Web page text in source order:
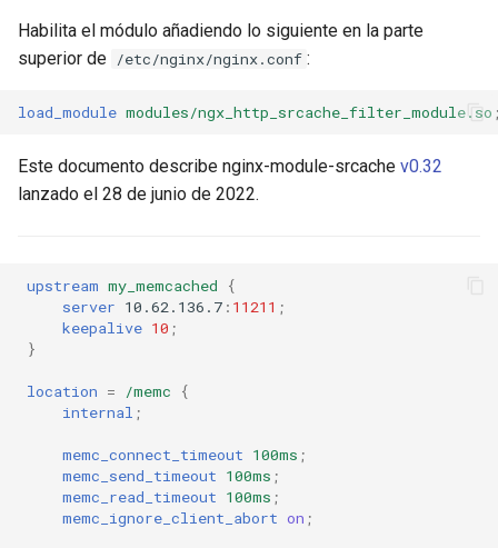
$is_desktop
srcache_store_ranges
srcache_store_pass_header
srcache_ignore_content_encoding
srcache_store_no_store
srcache_store_no_cache
cors
dns-server
feishu-auth
fileinfo
Linux y AlmaLinux
Habilita el módulo añadiendo lo siguiente en la parte
superior de /etc/nginx/nginx.conf :
load_module modules/ngx_http_srcache_filter_module.so
Este documento describe nginx-module-srcache v0.32
lanzado el 28 de junio de 2022.
upstream my_memcached
{
server 10.62.136.7 : 11211 ;
keepalive 10 ;
}
location = /memc
{
internal ;
memc_connect_timeout 100ms ;
memc_send_timeout 100ms ;
memc_read_timeout 100ms ;
memc_ignore_client_abort on ;